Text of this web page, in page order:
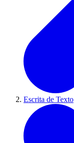
Escrita de Texto